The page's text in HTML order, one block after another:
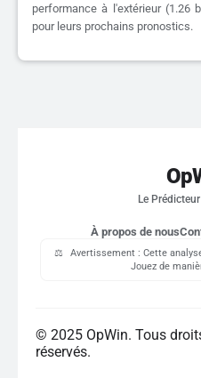
performance à l'extérieur
pour leurs prochains pronostics.
Le
À propos de nous
⚖️
Avertissement : Cette
Jouez de
© 2025 OpWin. Tous
réservés.